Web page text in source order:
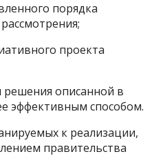
порядка
проекта
описанной в
эффективным способом.
к реализации,
правительства